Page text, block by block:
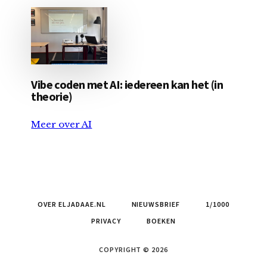
Vibe coden met AI: iedereen kan het (in
theorie)
Meer over AI
OVER ELJADAAE.NL NIEUWSBRIEF
1/1000
PRIVACY
BOEKEN
COPYRIGHT © 2026